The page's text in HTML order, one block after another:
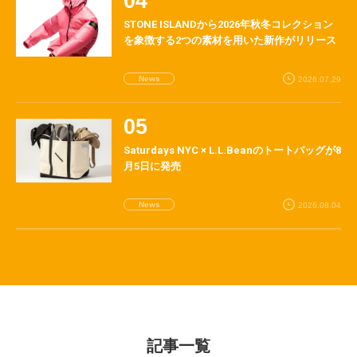
STONE ISLANDから2026年秋冬コレクション
を象徴する2つの素材を用いた新作がリリース
News 2026.07.29
Saturdays NYC × L.L.Beanのトートバッグが8
月5日に発売
News 2026.08.04
記事一覧